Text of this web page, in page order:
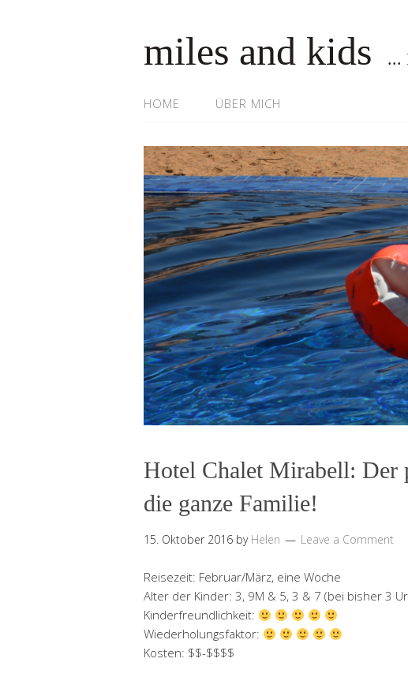
miles and kids ...
HOME ÜBER MICH
Hotel Chalet Mirabell: Der
die ganze Familie!
15. Oktober 2016 by Helen Leave a Comment
Reisezeit: Februar/März, eine Woche
Alter der Kinder: 3, 9M & 5, 3 & 7 (bei bisher 3
Kinderfreundlichkeit:
Wiederholungsfaktor:
Kosten: $$-$$$$